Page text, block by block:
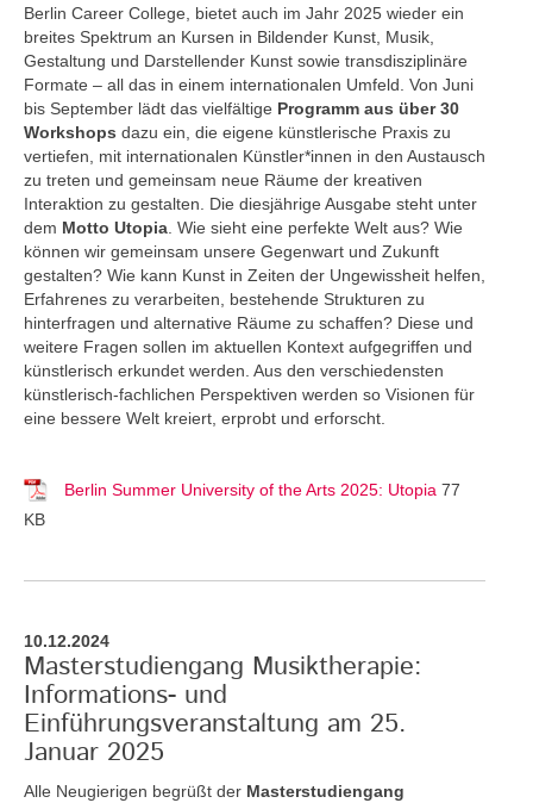
Berlin Career College, bietet auch im Jahr 2025 wieder ein
breites Spektrum an Kursen in Bildender Kunst, Musik,
Gestaltung und Darstellender Kunst sowie transdisziplinäre
Formate – all das in einem internationalen Umfeld. Von Juni
bis September lädt das vielfältige Programm aus über 30
Workshops dazu ein, die eigene künstlerische Praxis zu
vertiefen, mit internationalen Künstler*innen in den Austausch
zu treten und gemeinsam neue Räume der kreativen
Interaktion zu gestalten. Die diesjährige Ausgabe steht unter
dem Motto Utopia . Wie sieht eine perfekte Welt aus? Wie
können wir gemeinsam unsere Gegenwart und Zukunft
gestalten? Wie kann Kunst in Zeiten der Ungewissheit helfen,
Erfahrenes zu verarbeiten, bestehende Strukturen zu
hinterfragen und alternative Räume zu schaffen? Diese und
weitere Fragen sollen im aktuellen Kontext aufgegriffen und
künstlerisch erkundet werden. Aus den verschiedensten
künstlerisch-fachlichen Perspektiven werden so Visionen für
eine bessere Welt kreiert, erprobt und erforscht.
Berlin Summer University of the Arts 2025: Utopia 77
KB
10.12.2024
Masterstudiengang Musiktherapie:
Informations- und
Einführungsveranstaltung am 25.
Januar 2025
Alle Neugierigen begrüßt der Masterstudiengang